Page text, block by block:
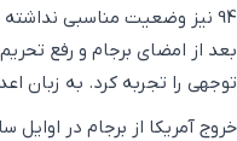
بعد از امضای برجام و رفع
توجهی را تجربه کرد. به زبان اعداد در سال 95 رشد 9 ماهه این بخش